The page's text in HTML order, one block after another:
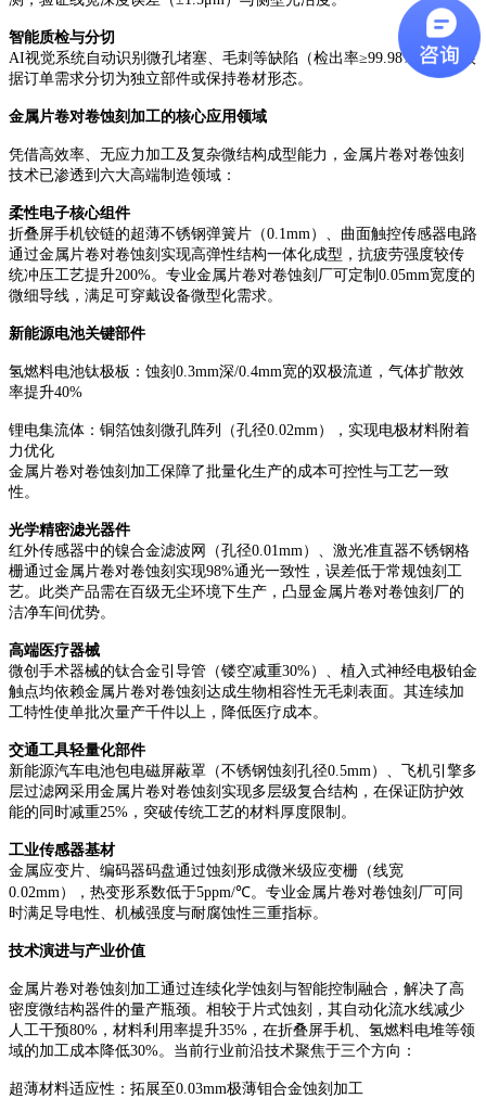
智能质检与分切
AI视觉系统自动识别微孔堵塞、毛刺等缺陷（检出率≥99.98%），再根
据订单需求分切为独立部件或保持卷材形态。
金属片卷对卷蚀刻加工的核心应用领域
凭借高效率、无应力加工及复杂微结构成型能力，金属片卷对卷蚀刻
技术已渗透到六大高端制造领域：
柔性电子核心组件
折叠屏手机铰链的超薄不锈钢弹簧片（0.1mm）、曲面触控传感器电路
通过金属片卷对卷蚀刻实现高弹性结构一体化成型，抗疲劳强度较传
统冲压工艺提升200%。专业金属片卷对卷蚀刻厂可定制0.05mm宽度的
微细导线，满足可穿戴设备微型化需求。
新能源电池关键部件
氢燃料电池钛极板：蚀刻 0.3mm深/0.4mm宽的双极流道，气体扩散效
率提升40%
锂电集流体：铜箔蚀刻微孔阵列（孔径0.02mm），实现电极材料附着
力优化
金属片卷对卷蚀刻加工保障了批量化生产的成本可控性与工艺一致
性。
光学精密滤光器件
红外传感器中的镍合金滤波网（孔径0.01mm）、激光准直器不锈钢格
栅通过金属片卷对卷蚀刻实现98%通光一致性，误差低于常规蚀刻工
艺。此类产品需在百级无尘环境下生产，凸显金属片卷对卷蚀刻厂的
洁净车间优势。
高端医疗器械
微创手术器械的钛合金引导管（镂空减重30%）、植入式神经电极铂金
触点均依赖金属片卷对卷蚀刻达成生物相容性无毛刺表面。其连续加
工特性使单批次量产千件以上，降低医疗成本。
交通工具轻量化部件
新能源汽车电池包电磁屏蔽罩（不锈钢蚀刻孔径0.5mm）、飞机引擎多
层过滤网采用金属片卷对卷蚀刻实现多层级复合结构，在保证防护效
能的同时减重25%，突破传统工艺的材料厚度限制。
工业传感器基材
金属应变片、编码器码盘通过蚀刻形成微米级应变栅（线宽
0.02mm），热变形系数低于5ppm/℃。专业金属片卷对卷蚀刻厂可同
时满足导电性、机械强度与耐腐蚀性三重指标。
技术演进与产业价值
金属片卷对卷蚀刻加工通过连续化学蚀刻与智能控制融合，解决了高
密度微结构器件的量产瓶颈。相较于片式蚀刻，其自动化流水线减少
人工干预80%，材料利用率提升35%，在折叠屏手机、氢燃料电堆等领
域的加工成本降低30%。当前行业前沿技术聚焦于三个方向：
超薄材料适应性：拓展至0.03mm极薄钼合金蚀刻加工